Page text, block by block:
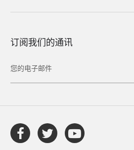
订阅我们的通讯